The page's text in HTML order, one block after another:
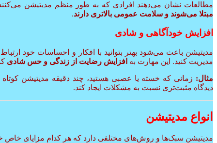
مطالعات نشان می‌دهند افرادی که به طور منظم مدیتیشن
مبتلا می‌شوند و سلامت عمومی بالاتری دارند.
افزایش خودآگاهی و شادی
مدیتیشن باعث می‌شود بهتر بتوانید با افکار و احساسات خود ارتباط
مدیریت کنید. این مهارت به افزایش رضایت از زندگی و حس شادی
مثال: زمانی که خسته یا عصبی هستید، چند دقیقه مدیتیشن کوتاه
دیدگاه مثبت‌تری نسبت به مشکلات ایجاد کند.
انواع مدیتیشن
مدیتیشن سبک‌ها و روش‌های مختلفی دارد که هر کدام مزایای خاص